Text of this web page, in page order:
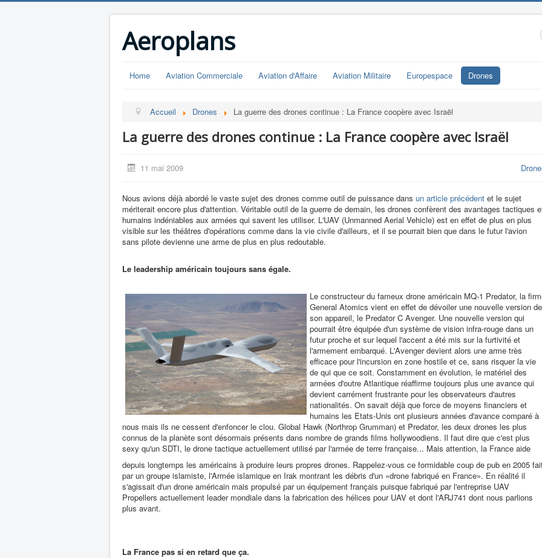
Aeroplans
Home Aviation Commerciale Aviation d'Affaire Aviation Militaire Europespace Drones
Accueil Drones La guerre des drones continue : La France coopère avec Israël
La guerre des drones continue : La France coopère avec Israël
11 mai 2009
Nous avions déjà abordé le vaste sujet des drones comme outil de puissance dans un article précédent et le sujet
mériterait encore plus d'attention. Véritable outil de la guerre de demain, les drones confèrent des avantages tactiques
humains indéniables aux armées qui savent les utiliser. L'UAV (Unmanned Aerial Vehicle) est en effet de plus en plus
visible sur les théâtres d'opérations comme dans la vie civile d'ailleurs, et il se pourrait bien que dans le futur l'avion
sans pilote devienne une arme de plus en plus redoutable.
Le leadership américain toujours sans égale.
Le constructeur du fameux drone américain MQ-1 Predator, la
General Atomics vient en effet de dévoiler une nouvelle version de
son appareil, le Predator C Avenger. Une nouvelle version qui
pourrait être équipée d'un système de vision infra-rouge dans un
futur proche et sur lequel l'accent a été mis sur la furtivité et
l'armement embarqué. L'Avenger devient alors une arme très
efficace pour l'incursion en zone hostile et ce, sans risquer la vie
de qui que ce soit. Constamment en évolution, le matériel des
armées d'outre Atlantique réaffirme toujours plus une avance qui
devient carrément frustrante pour les observateurs d'autres
nationalités. On savait déjà que force de moyens financiers et
humains les Etats-Unis ont plusieurs années d'avance comparé à
nous mais ils ne cessent d'enfoncer le clou. Global Hawk (Northrop Grumman) et Predator, les deux drones les plus
connus de la planète sont désormais présents dans nombre de grands films hollywoodiens. Il faut dire que c'est plus
sexy qu'un SDTI, le drone tactique actuellement utilisé par l'armée de terre française... Mais attention, la France aide
depuis longtemps les américains à produire leurs propres drones. Rappelez-vous ce formidable coup de pub en 2005
par un groupe islamiste, l'Armée islamique en Irak montrant les débris d'un «drone fabriqué en France». En réalité il
s'agissait d'un drone américain mais propulsé par un équipement français puisque fabriqué par l'entreprise UAV
Propellers actuellement leader mondiale dans la fabrication des hélices pour UAV et dont l'ARJ741 dont nous parlions
plus avant.
La France pas si en retard que ça.